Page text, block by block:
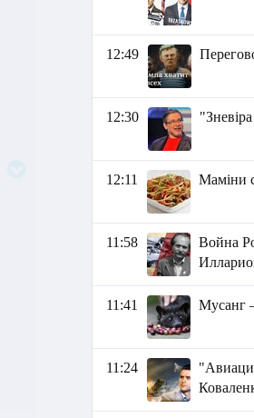
12:49
12:30
12:11 Маміни
11:58
Война
11:41 Мусанг
11:24